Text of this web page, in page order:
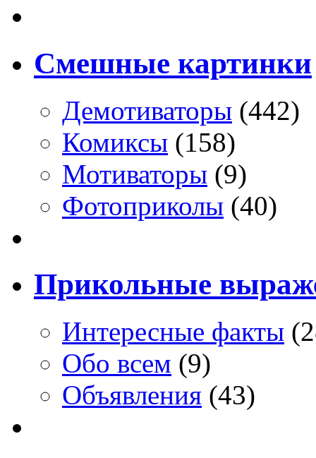
Смешные картинки
Демотиваторы (442)
Комиксы (158)
Мотиваторы (9)
Фотоприколы (40)
Прикольные
Интересные факты
Обо всем (9)
Объявления (43)